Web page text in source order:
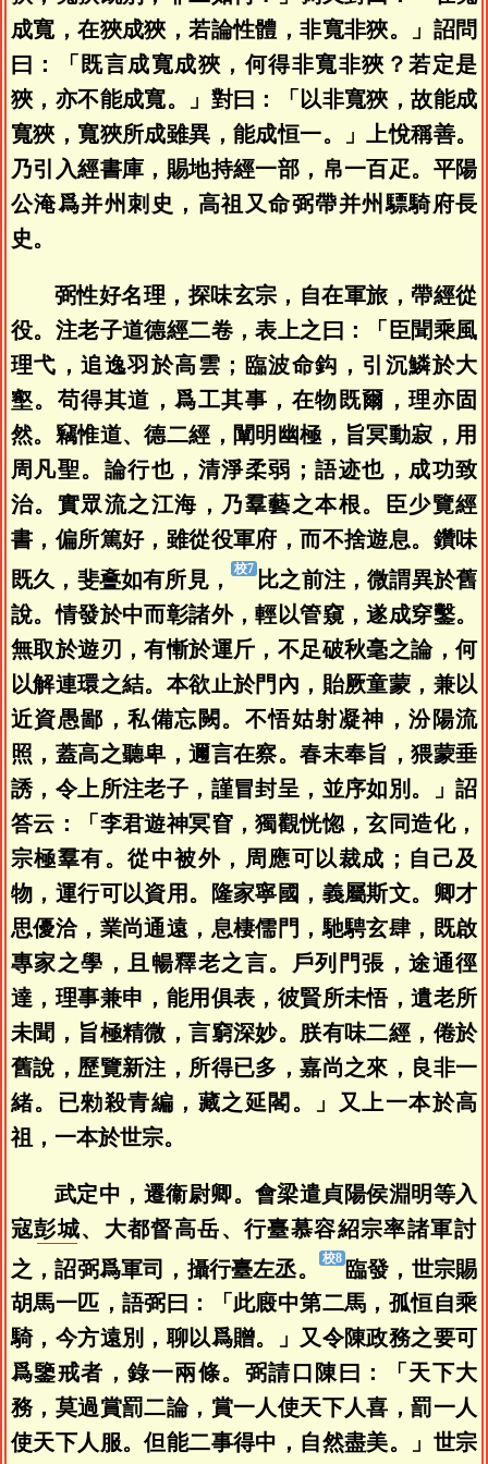
成寬，在狹成狹，若論性體，非寬非狹。」詔問
曰：「既言成寬成狹，何得非寬非狹？若定是
狹，亦不能成寬。」對曰：「以非寬狹，故能成
寬狹，寬狹所成雖異，能成恒一。」上悅稱善。
乃引入經書庫，賜地持經一部，帛一百疋。平陽
公淹爲并州刺史，高祖又命弼帶并州驃騎府長
史。
弼性好名理，探味玄宗，自在軍旅，帶經從
役。注老子道德經二卷，表上之曰：「臣聞乘風
理弋，追逸羽於高雲；臨波命鈎，引沉鱗於大
壑。苟得其道，爲工其事，在物既爾，理亦固
然。竊惟道、德二經，闡明幽極，旨冥動寂，用
周凡聖。論行也，清淨柔弱；語迹也，成功致
治。實眾流之江海，乃羣藝之本根。臣少覽經
書，偏所篤好，雖從役軍府，而不捨遊息。鑽味
既久，斐斖如有所見，
比之前注，微謂異於舊
說。情發於中而彰諸外，輕以管窺，遂成穿鑿。
無取於遊刃，有慚於運斤，不足破秋毫之論，何
以解連環之結。本欲止於門內，貽厥童蒙，兼以
近資愚鄙，私備忘闕。不悟姑射凝神，汾陽流
照，蓋高之聽卑，邇言在察。春末奉旨，猥蒙垂
誘，令上所注老子，謹冒封呈，並序如別。」詔
答云：「李君遊神冥窅，獨觀恍惚，玄同造化，
宗極羣有。從中被外，周應可以裁成；自己及
物，運行可以資用。隆家寧國，義屬斯文。卿才
思優洽，業尚通遠，息棲儒門，馳騁玄肆，既啟
專家之學，且暢釋老之言。戶列門張，途通徑
達，理事兼申，能用俱表，彼賢所未悟，遺老所
未聞，旨極精微，言窮深妙。朕有味二經，倦於
舊說，歷覽新注，所得已多，嘉尚之來，良非一
緒。已勑殺青編，藏之延閣。」又上一本於高
祖，一本於世宗。
武定中，遷衞尉卿。會梁遣貞陽侯淵明等入
寇彭城、大都督高岳、行臺慕容紹宗率諸軍討
之，詔弼爲軍司，攝行臺左丞。
臨發，世宗賜
胡馬一匹，語弼曰：「此廄中第二馬，孤恒自乘
騎，今方遠別，聊以爲贈。」又令陳政務之要可
爲鑒戒者，錄一兩條。弼請口陳曰：「天下大
務，莫過賞罰二論，賞一人使天下人喜，罰一人
使天下人服。但能二事得中，自然盡美。」世宗